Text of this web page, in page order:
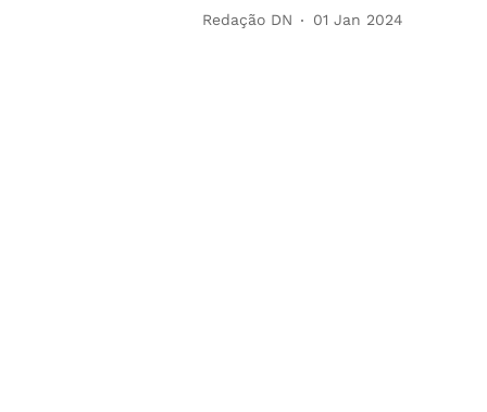
Redação DN 01 Jan 2024